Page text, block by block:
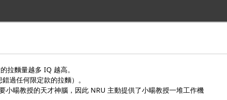
拉麵量越多 IQ 越高。
過任何限定款的拉麵）。
暘教授的天才神腦，因此 NRU 主動提供了小暘教授一堆工作機